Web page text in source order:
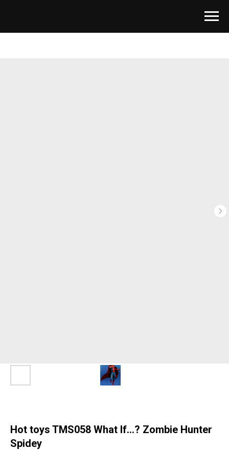
Hot toys TMS058 What If…? Zombie Hunter
Spidey